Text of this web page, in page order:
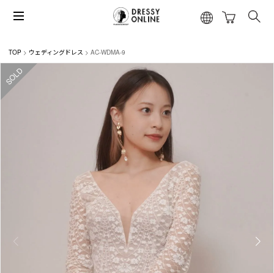
TOP ウェディングドレス AC-WDMA-9